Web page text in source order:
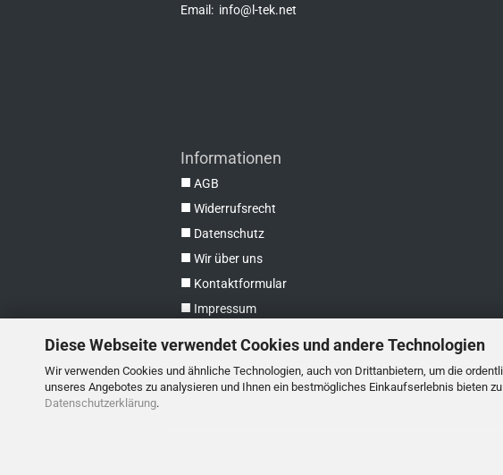
Diese Webseite verwendet Cookies und andere Technologien
Wir verwenden Cookies und ähnliche Technologien, auch von Drittanbietern, um die
unseres Angebotes zu analysieren und Ihnen ein bestmögliches Einkaufserlebnis bieten
Datenschutzerklärung.
Email: info@l-tek.net
Informationen
■ AGB
■ Widerrufsrecht
■ Datenschutz
■ Wir über uns
■ Kontaktformular
■ Impressum